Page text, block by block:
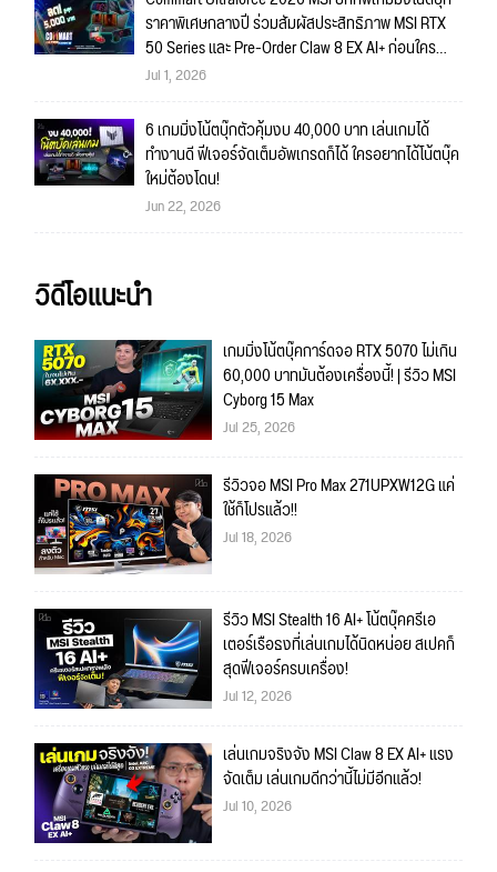
ราคาพิเศษกลางปี ร่วมสัมผัสประสิทธิภาพ MSI RTX
50 Series และ Pre-Order Claw 8 EX AI+ ก่อนใคร
พร้อมของรางวัลเข้าร่วมกิจกรรมในงาน!
Jul 1, 2026
6 เกมมิ่งโน้ตบุ๊กตัวคุ้มงบ 40,000 บาท เล่นเกมได้
ทำงานดี ฟีเจอร์จัดเต็มอัพเกรดก็ได้ ใครอยากได้โน้ตบุ๊ค
ใหม่ต้องโดน!
Jun 22, 2026
วิดีโอแนะนำ
เกมมิ่งโน้ตบุ๊คการ์ดจอ RTX 5070 ไม่เกิน
60,000 บาทมันต้องเครื่องนี้! | รีวิว MSI
Cyborg 15 Max
Jul 25, 2026
รีวิวจอ MSI Pro Max 271UPXW12G แค่
ใช้ก็โปรแล้ว!!
Jul 18, 2026
รีวิว MSI Stealth 16 AI+ โน้ตบุ๊คครีเอ
เตอร์เรือธงที่เล่นเกมได้นิดหน่อย สเปคก็
สุดฟีเจอร์ครบเครื่อง!
Jul 12, 2026
เล่นเกมจริงจัง MSI Claw 8 EX AI+ แรง
จัดเต็ม เล่นเกมดีกว่านี้ไม่มีอีกแล้ว!
Jul 10, 2026